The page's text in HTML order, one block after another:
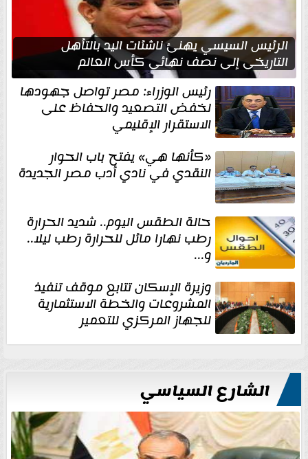
الرئيس السيسي يهنئ ناشئات اليد بالتأهل
التاريخي إلى نصف نهائي كأس العالم
رئيس الوزراء: مصر تواصل جهودها
لخفض التصعيد والحفاظ على
الاستقرار الإقليمي
«كأنها هي» يفتح باب الحوار
النقدي في نادي أدب مصر الجديدة
حالة الطقس اليوم.. شديد الحرارة
رطب نهارا مائل للحرارة رطب ليلا..
و...
وزيرة الإسكان تتابع موقف تنفيذ
المشروعات والخطة الاستثمارية
للجهاز المركزي للتعمير
الشارع السياسي